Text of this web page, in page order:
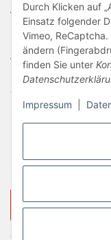
Durch Klicken auf
Einsatz folgender
Vimeo,
ändern
finden Sie unter
Impressum
AGB
Kontakt
Widerrufsrecht
Sitemap
Liefer- &
Impressum